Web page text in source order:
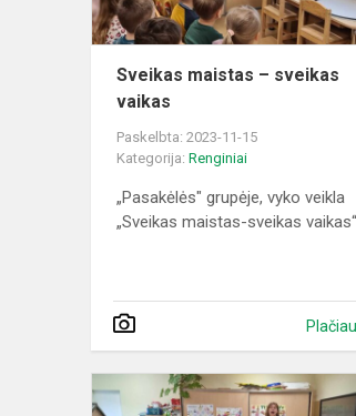
Sveikas maistas – sveikas
vaikas
Paskelbta: 2023-11-15
Kategorija: Renginiai
„Pasakėlės" grupėje, vyko veikla
„Sveikas maistas-sveikas
Plačiau